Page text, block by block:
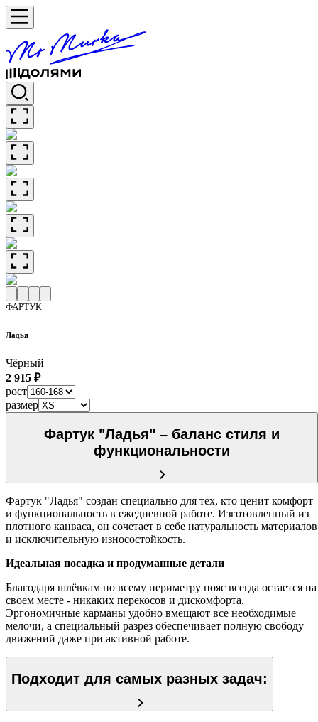
ФАРТУК
Ладья
Чёрный
2 915 ₽
рост
размер
Фартук "Ладья" – баланс стиля и
функциональности
Фартук "Ладья" создан специально для тех, кто ценит комфорт
и функциональность в ежедневной работе. Изготовленный из
плотного канваса, он сочетает в себе натуральность материалов
и исключительную износостойкость.
Идеальная посадка и продуманные детали
Благодаря шлёвкам по всему периметру пояс всегда остается на
своем месте - никаких перекосов и дискомфорта.
Эргономичные карманы удобно вмещают все необходимые
мелочи, а специальный разрез обеспечивает полную свободу
движений даже при активной работе.
Подходит для самых разных задач: